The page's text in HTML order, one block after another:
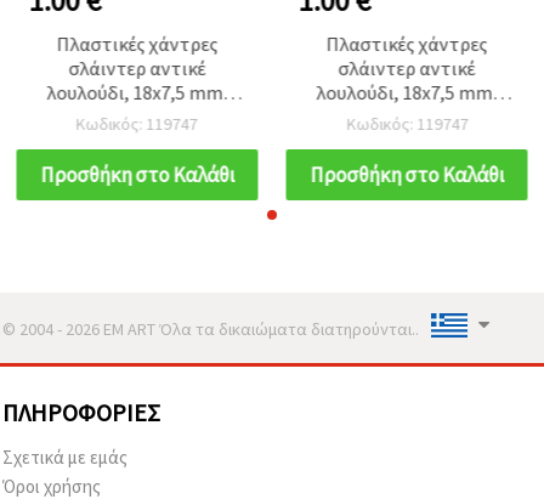
Πλαστικές χάντρες
σλάιντερ αντικέ
λουλούδι, 18x7,5 mm,
τρύπα 8,5x3 mm, καφέ –
50 g (~65 τεμ.)
Κωδικός: 119747
Προσθήκη στο Καλάθι
Πλαστικές χάντρες
σλάιντερ αντικέ
λουλούδι, 18x7,5 mm,
τρύπα 8,5x3 mm, καφέ –
50 g (~65 τεμ.)
Κωδικός: 119747
Προσθήκη στο Καλάθι
© 2004 - 2026 EM ART Όλα τα δικαιώματα διατηρούνται..
ΠΛΗΡΟΦΟΡΊΕΣ
Σχετικά με εμάς
Όροι χρήσης